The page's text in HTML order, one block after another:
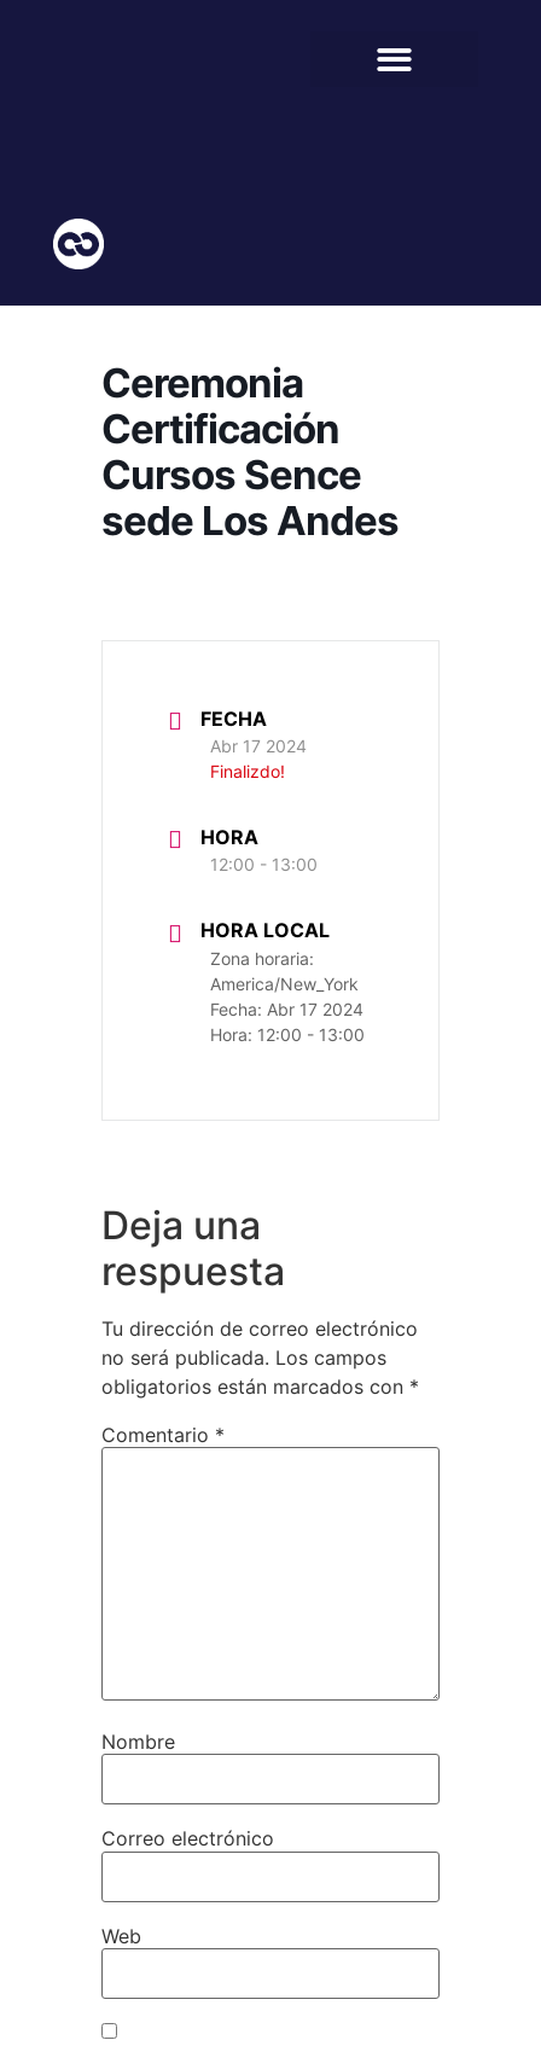
Ceremonia
Certificación
Cursos Sence
sede Los Andes
FECHA
Abr 17 2024
Finalizdo!
HORA
12:00 - 13:00
HORA LOCAL
Zona horaria:
America/New_York
Fecha: Abr 17 2024
Hora: 12:00 - 13:00
Deja una
respuesta
Tu dirección de correo electrónico
no será publicada. Los campos
obligatorios están marcados con *
Comentario *
Nombre
Correo electrónico
Web